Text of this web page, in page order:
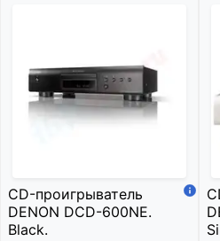
CD-проигрыватель
DENON DCD-600NE.
Black.